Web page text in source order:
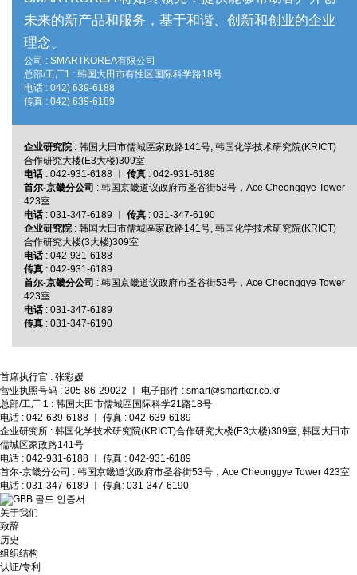
未来的新产品和服务，基于和谐、创新和创业的企业
理念。
公司 : SMARTKOREA有限公司
总部/工厂1 : 韩国大田市有性区国际科学路18号
电话 : 042) 639-6188
传真 : 042) 639-6189
企业研究院 : 韩国大田市儒城區家政路141号, 韩国化学技术研究院(KRICT)
合作研究大楼(E3大楼)309室
电话: 042-931-6188 ㅣ 传真 : 042-931-6189
首尔-京畿分公司 : 韩国京畿道议政府市圣谷街53号，Ace Cheonggye Tower
423室
电话: 031-347-6189 ㅣ 传真 : 031-347-6190
企业研究院 : 韩国大田市儒城區家政路141号, 韩国化学技术研究院(KRICT)
合作研究大楼(3大楼)309室
电话: 042-931-6188
传真 : 042-931-6189
首尔-京畿分公司 : 韩国京畿道议政府市圣谷街53号，Ace Cheonggye Tower
423室
电话: 031-347-6189
传真 : 031-347-6190
首席执行官 : 张彩媛
营业执照号码 : 305-86-29022 ㅣ 电子邮件 : smart@smartkor.co.kr
总部/工厂 1 : 韩国大田市儒城區国际科学21路18号
电话 : 042-639-6188 ㅣ 传真 : 042-639-6189
企业研究所 : 韩国化学技术研究院(KRICT)合作研究大楼(E3大楼)309室, 韩国大田市
儒城区家政路141号
电话 : 042-931-6188 ㅣ 传真 : 042-931-6189
首尔-京畿分公司 : 韩国京畿道议政府市圣谷街53号，Ace Cheonggye Tower 423室
电话 : 031-347-6189 ㅣ 传真: 031-347-6190
关于我们
致辞
历史
组织结构
认证/专利